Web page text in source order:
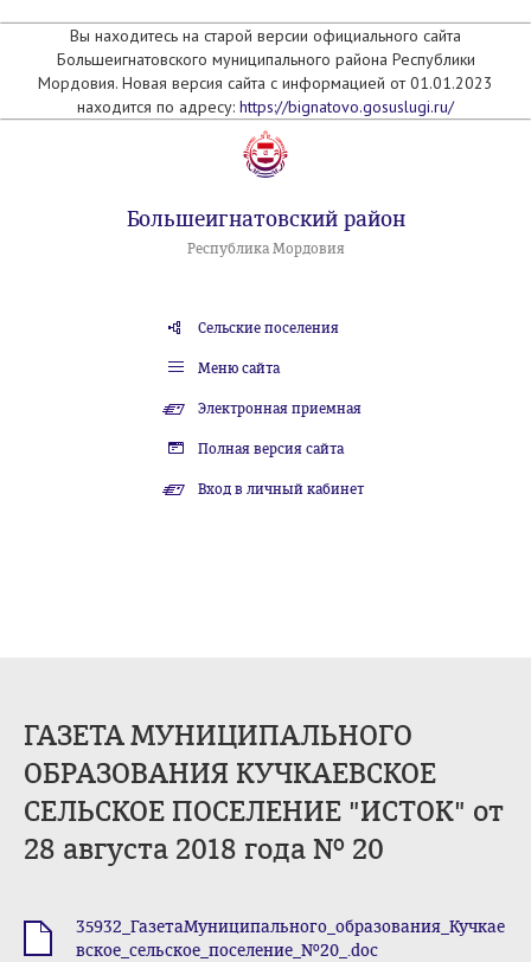
Вы находитесь на старой версии официального сайта
Большеигнатовского муниципального района Республики
Мордовия. Новая версия сайта с информацией от 01.01.2023
находится по адресу: https://bignatovo.gosuslugi.ru/
Большеигнатовский район
Республика Мордовия
Сельские поселения
Меню сайта
Электронная приемная
Полная версия сайта
Вход в личный кабинет
ГАЗЕТА МУНИЦИПАЛЬНОГО
ОБРАЗОВАНИЯ КУЧКАЕВСКОЕ
СЕЛЬСКОЕ ПОСЕЛЕНИЕ "ИСТОК" от
28 августа 2018 года № 20
35932_ГазетаМуниципального_образования_Кучкае
вское_сельское_поселение_№20_.doc